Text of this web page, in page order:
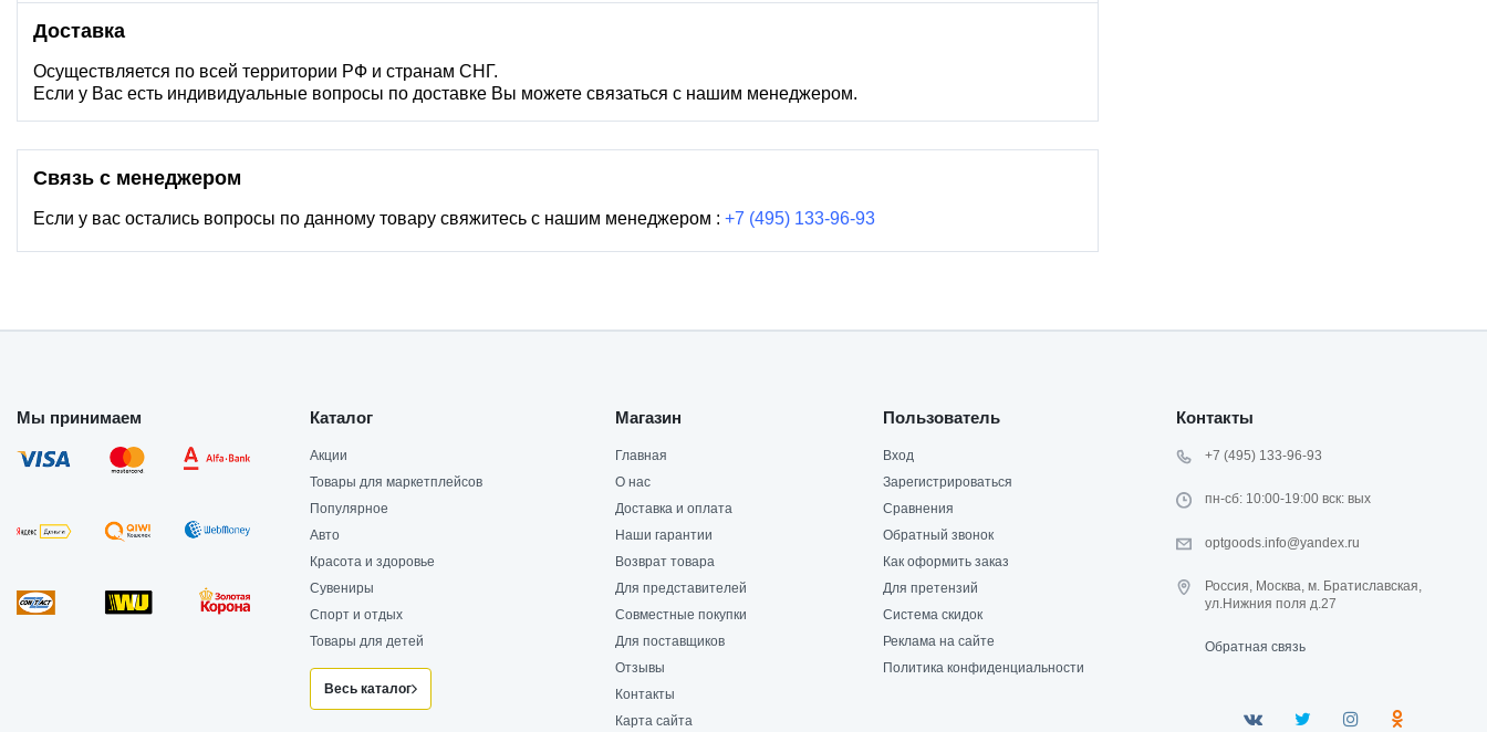
Доставка
Осуществляется по всей территории РФ и странам СНГ.
Если у Вас есть индивидуальные вопросы по доставке Вы можете связаться с нашим менеджером.
Связь с менеджером
Если у вас остались вопросы по данному товару свяжитесь с нашим менеджером : +7 (495) 133-96-93
Мы принимаем Каталог
Акции
Товары для маркетплейсов
Популярное
Авто
Красота и здоровье
Сувениры
Спорт и отдых
Товары для детей
Весь каталог
Магазин
Главная
О нас
Доставка и оплата
Наши гарантии
Возврат товара
Для представителей
Совместные покупки
Для поставщиков
Отзывы
Контакты
Карта сайта
Пользователь
Вход
Зарегистрироваться
Сравнения
Обратный звонок
Как оформить заказ
Для претензий
Система скидок
Реклама на сайте
Политика конфиденциальности
Контакты
+7 (495) 133-96-93
пн-сб: 10:00-19:00 вск: вых
optgoods.info@yandex.ru
Россия, Москва, м. Братиславская,
ул.Нижния поля д.27
Обратная связь